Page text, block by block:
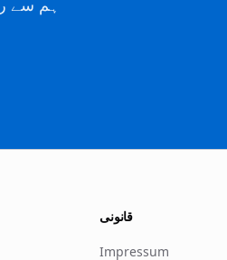
ہم سے
قانونی
Impressum